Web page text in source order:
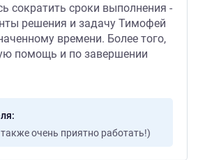
сократить сроки выполнения -
решения и задачу Тимофей
времени. Более того,
помощь и по завершении
очень приятно работать!)